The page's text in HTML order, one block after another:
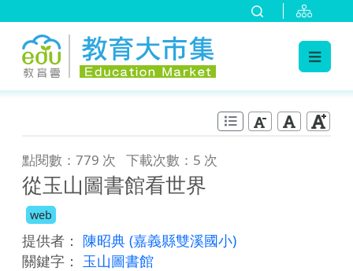
點閱數：779 次 下載次數：5 次
從玉山圖書館看世界
web
提供者： 陳昭典 (嘉義縣雙溪國小)
關鍵字： 玉山圖書館